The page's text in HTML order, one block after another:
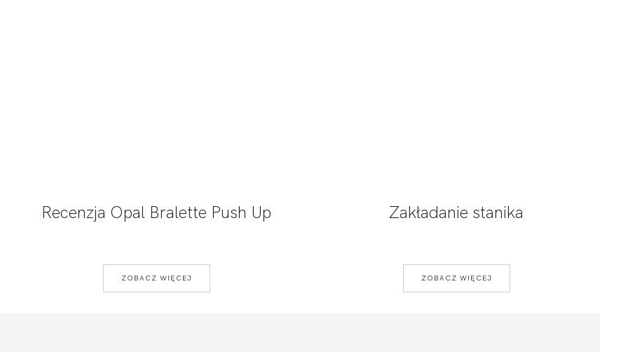
Recenzja Opal Bralette Push Up
ZOBACZ WIĘCEJ
Zakładanie stanika
ZOBACZ WIĘCEJ